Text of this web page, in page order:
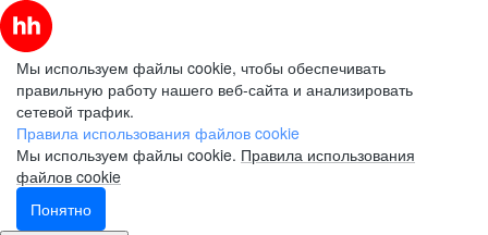
Мы используем файлы cookie, чтобы обеспечивать
правильную работу нашего веб-сайта и анализировать
сетевой трафик.
Правила использования файлов cookie
Мы используем файлы cookie. Правила использования
файлов cookie
Понятно